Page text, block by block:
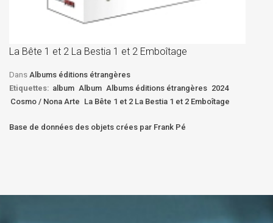
La Bête 1 et 2 La Bestia 1 et 2 Emboîtage
Dans Albums éditions étrangères
Etiquettes: album Album Albums éditions étrangères 2024
Cosmo / Nona Arte La Bête 1 et 2 La Bestia 1 et 2 Emboîtage
Base de données des objets crées par Frank Pé